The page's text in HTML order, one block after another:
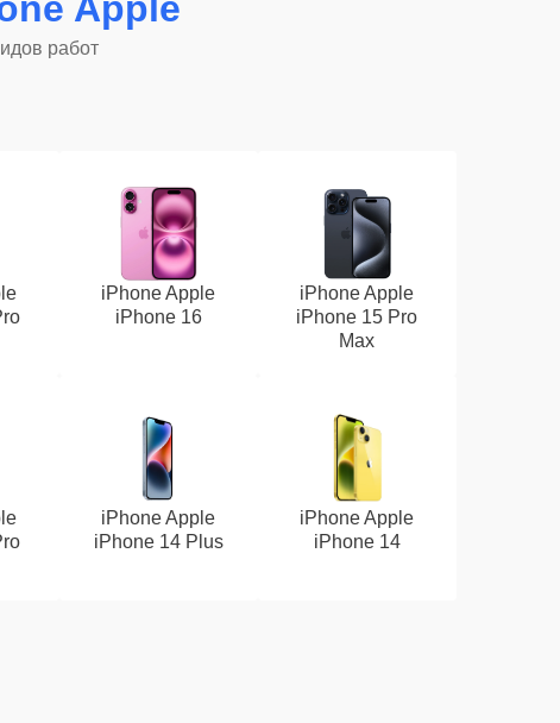
работ
iPhone Apple
iPhone 16
iPhone Apple
iPhone 15 Pro
Max
iPhone Apple
iPhone 14 Plus
iPhone Apple
iPhone 14